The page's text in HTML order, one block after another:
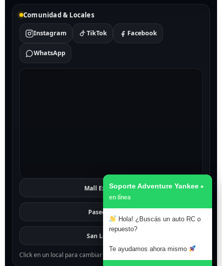
Comunidad & Locales
Instagram TikTok Facebook
WhatsApp
Mall Excelsior Ver
Paseo 1811
San Lorenzo
Click en un local para cambiar el mapa.
Soporte Adventure Yankee
Hola! ¿Buscás un auto RC o
repuesto?
Te ayudamos ahora mismo